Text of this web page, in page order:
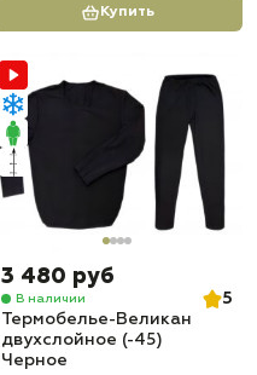
Купить
3 480 руб
В наличии
5
Термобелье-Великан
двухслойное (-45)
Черное